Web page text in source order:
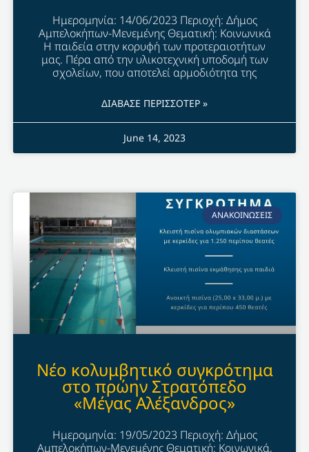
Ημερομηνία: 14/06/2023 Περιοχή: Δήμος
Αμπελοκήπων-Μενεμένης Θεματική: Κοινωνικά
Η παιδεία στην κορυφή των προτεραιοτήτων
μας. Πέρα από την υλικοτεχνική υποδομή των
σχολείων, που αποτελεί αρμοδιότητα της
ΔΙΑΒΑΣΕ ΠΕΡΙΣΣΟΤΕΡ »
June 14, 2023
ΑΝΑΚΟΙΝΩΣΕΙΣ
Νέο κολυμβητικό συγκρότημα
στο πρώην Στρατόπεδο
«Μέγας Αλέξανδρος»
Ημερομηνία: 19/05/2023 Περιοχή: Δήμος
Αμπελοκήπων-Μενεμένης Θεματική: Κοινωνικά,